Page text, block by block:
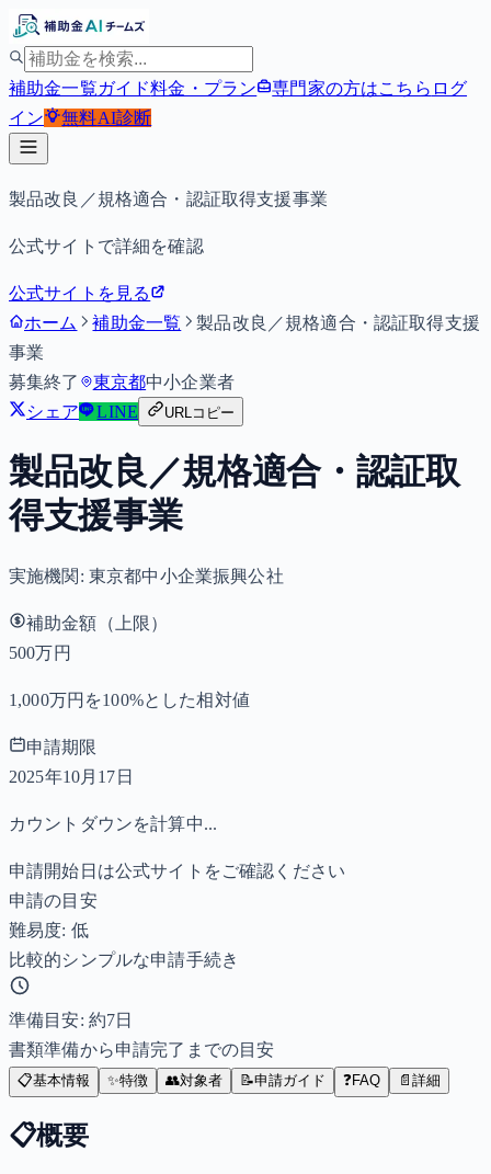
補助金一覧ガイド料金・プラン 専門家の方はこちら ログ
イン
無料AI診断
製品改良／規格適合・認証取得支援事業
公式サイトで詳細を確認
公式サイトを見る
ホーム
補助金一覧
製品改良／規格適合・認証取得支援
事業
募集終了
東京都中小企業者
シェア
LINE URLコピー
製品改良／規格適合・認証取
得支援事業
実施機関: 東京都中小企業振興公社
補助金額（上限）
500万円
1,000万円を100%とした相対値
申請期限
2025年10月17日
カウントダウンを計算中...
申請開始日は公式サイトをご確認ください
申請の目安
難易度: 低
比較的シンプルな申請手続き
準備目安: 約7日
書類準備から申請完了までの目安
📋基本情報 ✨特徴 👥対象者 📝申請ガイド ❓FAQ 📄 詳細
📋概要